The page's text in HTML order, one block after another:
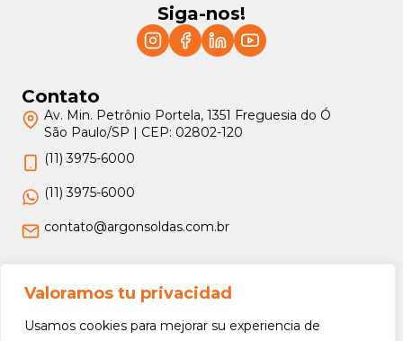
Valoramos tu privacidad
Usamos cookies para mejorar su experiencia de
Siga-nos!
Contato
Av. Min. Petrônio Portela, 1351 Freguesia do Ó
São Paulo/SP | CEP: 02802-120
(11) 3975-6000
(11) 3975-6000
contato@argonsoldas.com.br
Jurídico
Termos e Condições
Política de Privacidade